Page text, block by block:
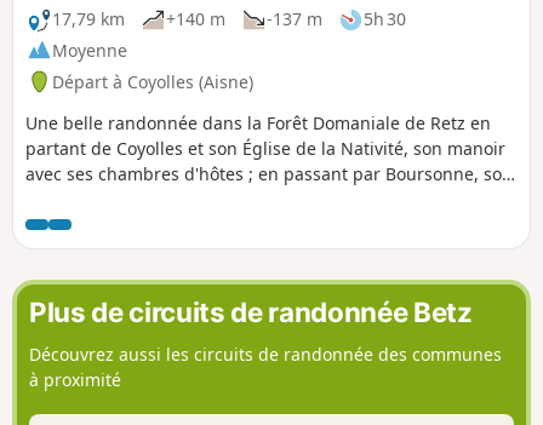
17,79 km
+140 m -137 m
5h 30
Moyenne
Départ à Coyolles (Aisne)
Une belle randonnée dans la Forêt Domaniale de Retz en
partant de Coyolles et son Église de la Nativité, son manoir
avec ses chambres d'hôtes ; en passant par Boursonne, son
Bourgfontaine du 14e siècle.La trace gpx peut s'avérer utile
en forêt.
Plus de circuits de randonnée Betz
Découvrez aussi les circuits de randonnée des communes
à proximité